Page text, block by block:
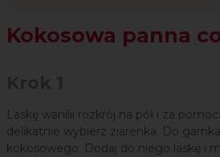
Kokosowa panna
Laskę wanilii rozkrój na pół i za
delikatnie wybierz ziarenka. Do
kokosowego. Dodaj do niego laskę i